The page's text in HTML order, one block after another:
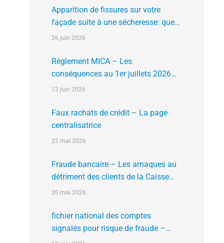
Apparition de fissures sur votre
façade suite à une sécheresse: que
faire?
26 juin 2026
Règlement MICA – Les
conséquences au 1er juillets 2026
des plates formes crypto n’ayant pas
13 juin 2026
Faux rachats de crédit – La page
centralisatrice
22 mai 2026
Fraude bancaire – Les arnaques au
détriment des clients de la Caisse
d’Epargne
20 mai 2026
fichier national des comptes
signalés pour risque de fraude –
FNC-RF : un nouveau rempart contre